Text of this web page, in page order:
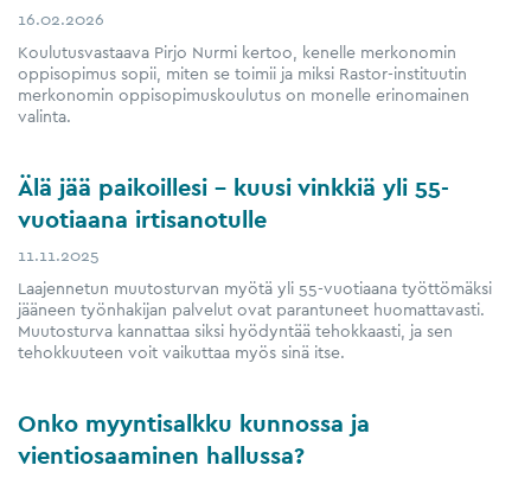
16.02.2026
Koulutusvastaava Pirjo Nurmi kertoo, kenelle merkonomin
oppisopimus sopii, miten se toimii ja miksi Rastor-instituutin
merkonomin oppisopimuskoulutus on monelle erinomainen
valinta.
Älä jää paikoillesi – kuusi vinkkiä yli 55-​
vuotiaana irtisanotulle
11.11.2025
Laajennetun muutosturvan myötä yli 55-​vuotiaana työttömäksi
jääneen työnhakijan palvelut ovat parantuneet huomattavasti.
Muutosturva kannattaa siksi hyödyntää tehokkaasti, ja sen
tehokkuuteen voit vaikuttaa myös sinä itse.
Onko myyntisalkku kunnossa ja
vientiosaaminen hallussa?